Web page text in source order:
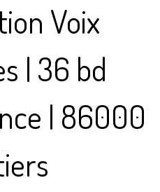
Voix
| 36 bd
| 86000